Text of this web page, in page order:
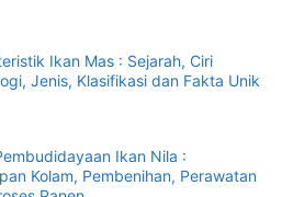
Ikan Mas : Sejarah, Ciri
Jenis, Klasifikasi dan Fakta Unik
Ikan Nila :
Kolam, Pembenihan, Perawatan